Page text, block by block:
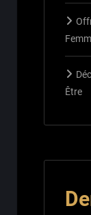
Être